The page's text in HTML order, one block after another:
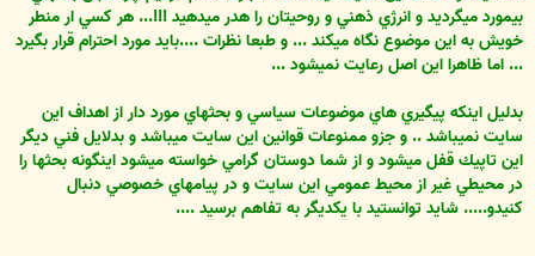
بيمورد ميگرديد و انرژي ذهني و روحيتان را هدر ميدهيد !!!... هر كسي ار منطر
خويش به اين موضوع نگاه ميكند ... و طبعا نظرات ....بايد مورد احترام قرار بگيرد
... اما ظاهرا اين اصل رعايت نميشود ...
بدليل اينكه پيگيري هاي موضوعات سياسي و بحثهاي مورد دار از اهداف اين
سايت نميباشد .. و جزو ممنوعات قوانين اين سايت ميباشد و بدلايل فني ديگر
اين تاپيك قفل ميشود و از شما دوستان گرامي خواسته ميشود اينگونه بحثها را
در محيطي غير از محيط عمومي اين سايت و در پيامهاي خصوصي دنبال
كنيدو..... شايد توانستيد با يكديگر به تفاهم برسيد ....